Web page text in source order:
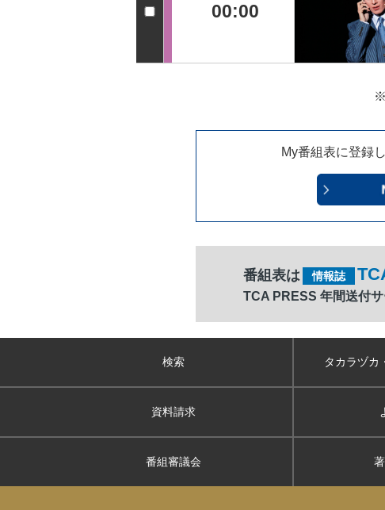
00:00
※
My番組表に登録
番組表は 情報誌
TCA PRESS 年間送付
検索 タカラヅカ
資料請求
番組審議会